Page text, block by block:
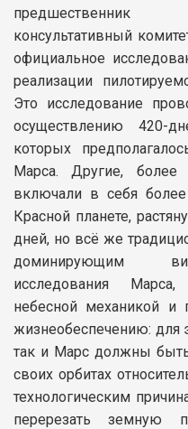
предшественник
консультативный
официальное
реализации
Это исследование
осуществлению 420-
которых
Марса. Другие, более
включали в себя
Красной планете,
дней, но всё же
доминирующим
исследования Марса,
небесной механикой и
жизнеобеспечению: для
так и Марс должны
своих орбитах
технологическим
перерезать земную